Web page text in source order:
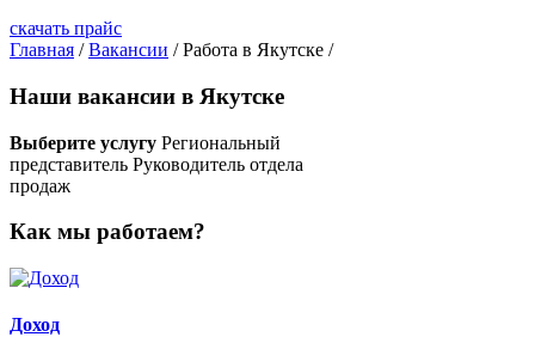
скачать прайс
Главная / Вакансии / Работа в Якутске /
Наши вакансии в Якутске
Выберите услугу Региональный
представитель Руководитель отдела
продаж
Как мы работаем?
Доход